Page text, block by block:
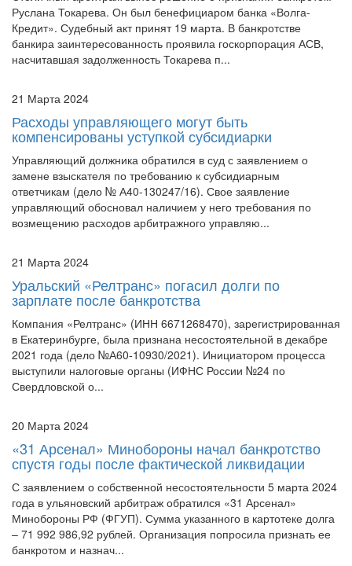
банкира заинтересованность проявила госкорпорация АСВ,
насчитавшая задолженность Токарева п...
21 Марта 2024
компенсированы уступкой субсидиарки
Управляющий должника обратился в суд с заявлением о
замене взыскателя по требованию к субсидиарным
ответчикам (дело № А40-130247/16). Свое заявление
управляющий обосновал наличием у него требования по
возмещению расходов арбитражного управляю...
21 Марта 2024
зарплате после банкротства
Компания «Релтранс» (ИНН 6671268470), зарегистрированная
в Екатеринбурге, была признана несостоятельной в декабре
2021 года (дело №А60-10930/2021). Инициатором процесса
выступили налоговые органы (ИФНС России №24 по
Свердловской о...
20 Марта 2024
спустя годы после фактической ликвидации
С заявлением о собственной несостоятельности 5 марта 2024
года в ульяновский арбитраж обратился «31 Арсенал»
Минобороны РФ (ФГУП). Сумма указанного в картотеке долга
– 71 992 986,92 рублей. Организация попросила признать ее
банкротом и назнач...
20 Марта 2024